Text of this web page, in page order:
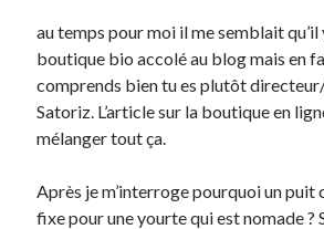
au temps pour moi il me semblait qu’il
boutique bio accolé au blog mais en
comprends bien tu es plutôt directeur/
Satoriz. L’article sur la boutique en
mélanger tout ça.
Après je m’interroge pourquoi un puit
fixe pour une yourte qui est nomade ?